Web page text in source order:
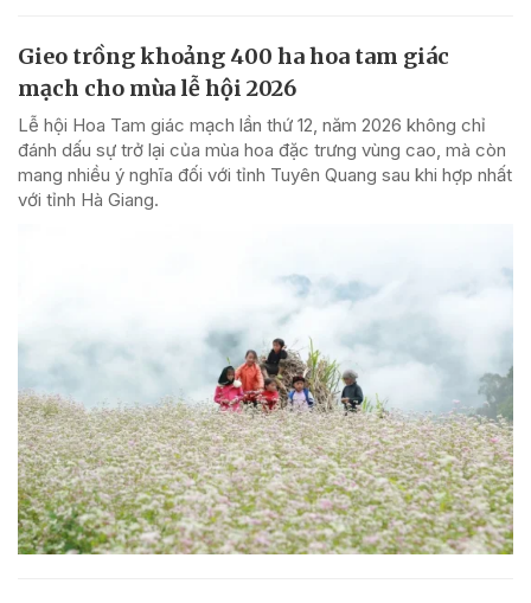
Gieo trồng khoảng 400 ha hoa tam giác
mạch cho mùa lễ hội 2026
Lễ hội Hoa Tam giác mạch lần thứ 12, năm 2026 không chỉ
đánh dấu sự trở lại của mùa hoa đặc trưng vùng cao, mà còn
mang nhiều ý nghĩa đối với tỉnh Tuyên Quang sau khi hợp nhất
với tỉnh Hà Giang.